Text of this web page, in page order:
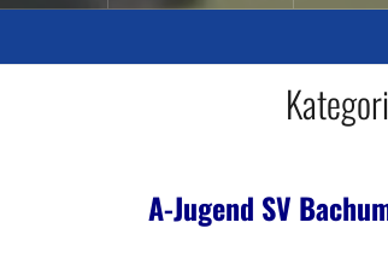
A-Jugend SV